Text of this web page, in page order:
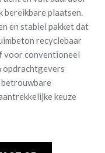
plaatsen.
en stabiel pakket dat
recyclebaar
voor conventioneel
opdrachtgevers
betrouwbare
keuze